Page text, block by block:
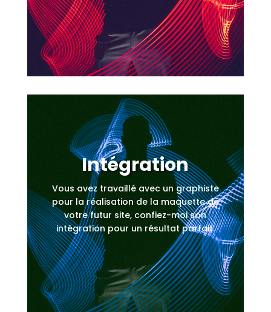
Intégration
Vous avez travaillé avec un graphiste
pour la réalisation de la maquette de
votre futur site, confiez-moi son
intégration pour un résultat parfait.